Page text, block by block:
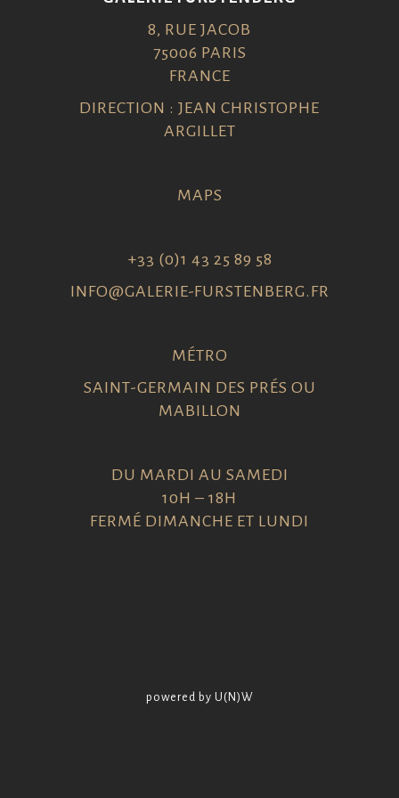
8, RUE JACOB
75006 PARIS
FRANCE
DIRECTION : JEAN CHRISTOPHE
ARGILLET
MAPS
+33 (0)1 43 25 89 58
INFO@GALERIE-FURSTENBERG.FR
MÉTRO
SAINT-GERMAIN DES PRÉS OU
MABILLON
DU MARDI AU SAMEDI
10H – 18H
FERMÉ DIMANCHE ET LUNDI
powered by U(N)W